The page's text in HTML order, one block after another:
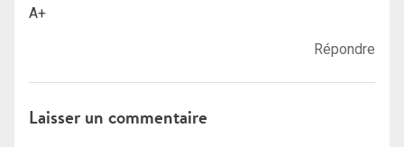
A+
Répondre
Laisser un commentaire